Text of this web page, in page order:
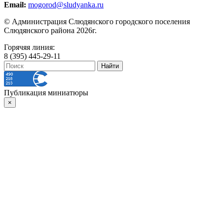
Email: mogorod@sludyanka.ru
© Администрация Слюдянского городского поселения
Слюдянского района 2026г.
Горячяя линия:
8 (395) 445-29-11
Публикация миниатюры
×